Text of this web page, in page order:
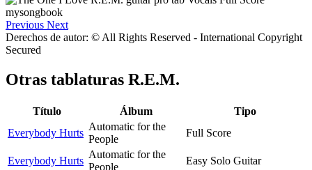
Previous Next
Derechos de autor: © All Rights Reserved - International Copyright
Secured
Otras tablaturas R.E.M.
Título Álbum
Tipo
Everybody Hurts
Automatic for the
People
Full Score
Everybody Hurts
Automatic for the
People
Easy Solo Guitar